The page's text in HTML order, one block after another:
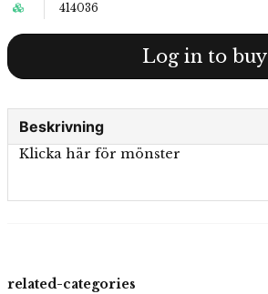
414036
Log in to buy
Beskrivning
Klicka här för mönster
related-categories